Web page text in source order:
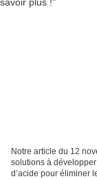
Notre article du 12
solutions à
d’acide pour éliminer